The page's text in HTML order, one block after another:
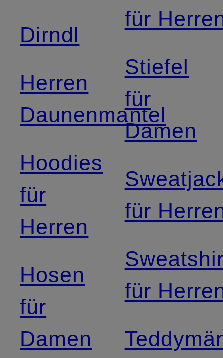
Dirndl
Herren
Daunenmantel
Hoodies
für
Herren
Hosen
für
Damen
für
Stiefel
für
Damen
für
für